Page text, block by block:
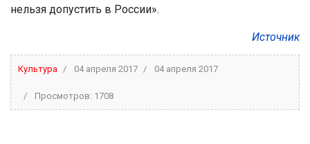
нельзя допустить в России».
Источник
Культура 04 апреля 2017 04 апреля 2017
Просмотров: 1708